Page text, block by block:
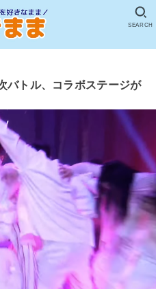
SEARCH
バトル、コラボステージが